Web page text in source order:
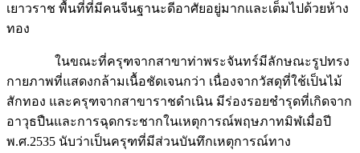
เยาวราช พื้นที่ที่มีคนจีนฐานะดีอาศัยอยู่มากและเต็มไปด้วยห้าง
ทอง
ในขณะที่ครุฑจากสาขาท่าพระจันทร์มีลักษณะรูปทรง
กายภาพที่แสดงกล้ามเนื้อชัดเจนกว่า เนื่องจากวัสดุที่ใช้เป็นไม้
สักทอง และครุฑจากสาขาราชดำเนิน มีร่องรอยชำรุดที่เกิดจาก
อาวุธปืนและการฉุดกระชากในเหตุการณ์พฤษภาทมิฬเมื่อปี
พ.ศ.2535 นับว่าเป็นครุฑที่มีส่วนบันทึกเหตุการณ์ทาง